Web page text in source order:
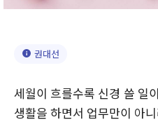
권대선
세월이 흐를수록 신경 쓸 일
생활을 하면서 업무만이 아